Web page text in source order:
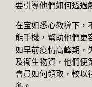
要引導他們如何透過
在宝如悉心教導下，
能手機，幫助他們更
如早前疫情高峰期，
及衞生物資，他們便
會員如何領取，較以